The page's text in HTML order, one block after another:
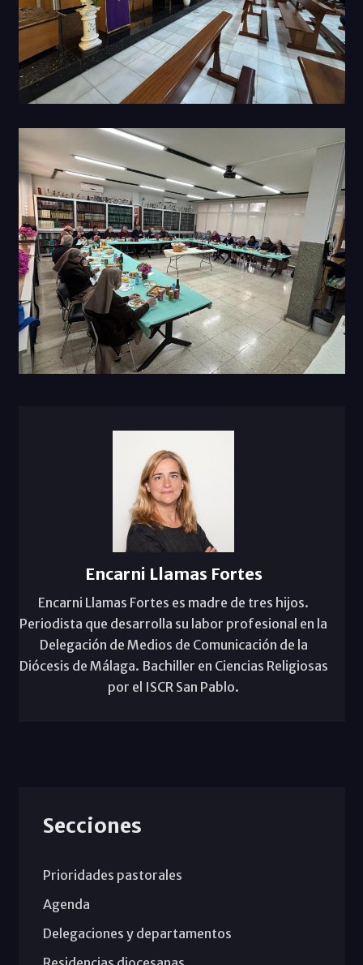
Encarni Llamas Fortes
Encarni Llamas Fortes es madre de tres hijos.
Periodista que desarrolla su labor profesional en la
Delegación de Medios de Comunicación de la
Diócesis de Málaga. Bachiller en Ciencias Religiosas
por el ISCR San Pablo.
Secciones
Prioridades pastorales
Agenda
Delegaciones y departamentos